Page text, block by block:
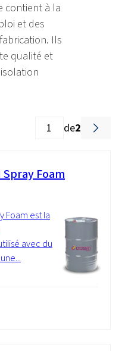
contient à la
et des
Ils
qualité et
de2
Spray Foam
Foam est la
avec du